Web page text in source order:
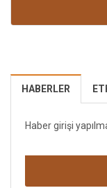
HABERLER
Haber girişi